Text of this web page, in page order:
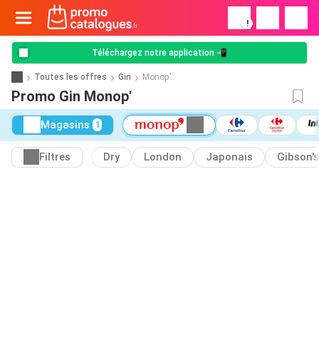
!
Téléchargez notre application 📲
Toutes les offres Gin Monop'
Promo Gin Monop'
Magasins 1
Filtres Dry London Japonais Gibson's